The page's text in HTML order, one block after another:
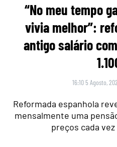
“No meu tempo
vivia melhor”:
antigo salário
16:10 5 Agosto,
Reformada espanhola
mensalmente uma
preços cada